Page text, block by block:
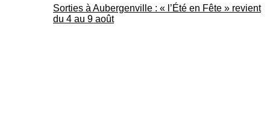
Sorties à Aubergenville : « l’Été en Fête » revient
du 4 au 9 août